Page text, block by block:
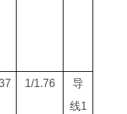
1/1.76
导
线1